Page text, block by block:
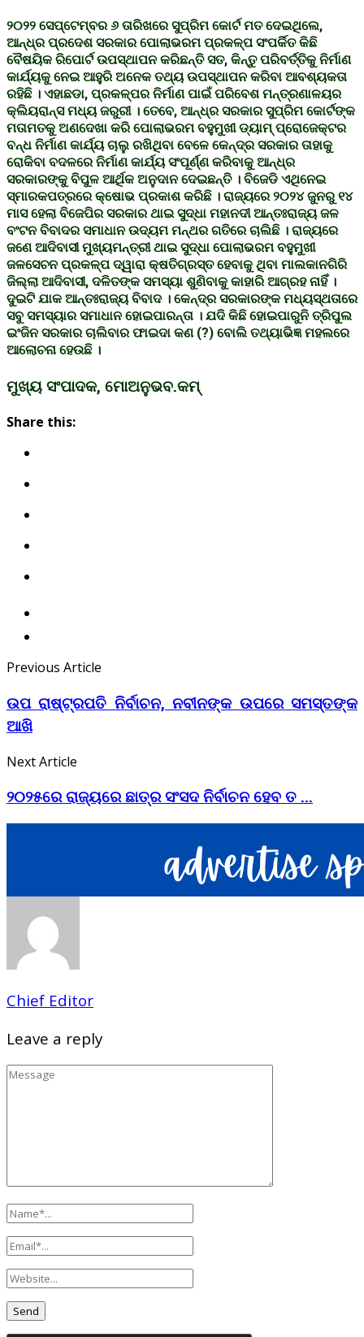
୨୦୨୨ ସେପ୍ଟେମ୍ବର ୬ ତାରିଖରେ ସୁପ୍ରିମ କୋର୍ଟ ମତ ଦେଇଥିଲେ,
ଆନ୍ଧ୍ର ପ୍ରଦେଶ ସରକାର ପୋଲାଭରମ ପ୍ରକଳ୍ପ ସଂପର୍କିତ କିଛି
ବୈଷୟିକ ରିପୋର୍ଟ ଉପସ୍ଥାପନ କରିଛନ୍ତି ସତ, କିନ୍ତୁ ପରିବର୍ତ୍ତିକୁ ନିର୍ମାଣ
କାର୍ଯ୍ୟକୁ ନେଇ ଆହୁରି ଅନେକ ତଥ୍ୟ ଉପସ୍ଥାପନ କରିବା ଆବଶ୍ୟକତା
ରହିଛି । ଏହାଛଡା, ପ୍ରକଳ୍ପର ନିର୍ମାଣ ପାଇଁ ପରିବେଶ ମନ୍ତ୍ରଣାଳୟର
କ୍ଲିୟରାନ୍ସ ମଧ୍ୟ ଜରୁରୀ । ତେବେ, ଆନ୍ଧ୍ର ସରକାର ସୁପ୍ରିମ କୋର୍ଟଙ୍କ
ମତାମତକୁ ଅଣଦେଖା କରି ପୋଲାଭରମ ବହୁମୁଖୀ ଡ୍ୟାମ୍ ପ୍ରୋଜେକ୍ଟର
ବନ୍ଧ ନିର୍ମାଣ କାର୍ଯ୍ୟ ଚାଲୁ ରଖିଥିବା ବେଳେ କେନ୍ଦ୍ର ସରକାର ତାହାକୁ
ରୋକିବା ବଦଳରେ ନିର୍ମାଣ କାର୍ଯ୍ୟ ସଂପୂର୍ଣ୍ଣ କରିବାକୁ ଆନ୍ଧ୍ର
ସରକାରଙ୍କୁ ବିପୁଳ ଆର୍ଥିକ ଅନୁଦାନ ଦେଇଛନ୍ତି । ବିଜେଡି ଏଥିନେଇ
ସ୍ମାରକପତ୍ରରେ କ୍ଷୋଭ ପ୍ରକାଶ କରିଛି । ରାଜ୍ୟରେ ୨୦୨୪ ଜୁନରୁ ୧୪
ମାସ ହେଲା ବିଜେପିର ସରକାର ଥାଇ ସୁଦ୍ଧା ମହାନଦୀ ଆନ୍ତଃରାଜ୍ୟ ଜଳ
ବଂଟନ ବିବାଦର ସମାଧାନ ଉଦ୍ୟମ ମନ୍ଥର ଗତିରେ ଚାଲିଛି । ରାଜ୍ୟରେ
ଜଣେ ଆଦିବାସୀ ମୁଖ୍ୟମନ୍ତ୍ରୀ ଥାଇ ସୁଦ୍ଧା ପୋଲାଭରମ ବହୁମୁଖୀ
ଜଳସେଚନ ପ୍ରକଳ୍ପ ଦ୍ୱାରା କ୍ଷତିଗ୍ରସ୍ତ ହେବାକୁ ଥିବା ମାଲକାନଗିରି
ଜିଲ୍ଲା ଆଦିବାସୀ, ଦଳିତଙ୍କ ସମସ୍ୟା ଶୁଣିବାକୁ କାହାରି ଆଗ୍ରହ ନାହିଁ ।
ଦୁଇଟି ଯାକ ଆନ୍ତଃରାଜ୍ୟ ବିବାଦ । କେନ୍ଦ୍ର ସରକାରଙ୍କ ମଧ୍ୟସ୍ଥତାରେ
ସବୁ ସମସ୍ୟାର ସମାଧାନ ହୋଇପାରନ୍ତା । ଯଦି କିଛି ହୋଇପାରୁନି ତ୍ରିପୁଲ
ଇଂଜିନ ସରକାର ଚାଲିବାର ଫାଇଦା କଣ (?) ବୋଲି ତଥ୍ୟାଭିଜ୍ଞ ମହଲରେ
ଆଲୋଚନା ହେଉଛି ।
ମୁଖ୍ୟ ସଂପାଦକ, ମୋଅନୁଭବ.କମ୍
Share this:
Previous Article
ଉପ ରାଷ୍ଟ୍ରପତି ନିର୍ବାଚନ, ନବୀନଙ୍କ ଉପରେ ସମସ୍ତଙ୍କ
ଆଖି
Next Article
୨୦୨୫ରେ ରାଜ୍ୟରେ ଛାତ୍ର ସଂସଦ ନିର୍ବାଚନ ହେବ ତ ...
Chief Editor
Leave a reply